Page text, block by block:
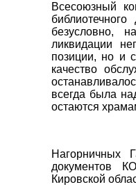
Всесоюзный
безусловно,
ликвидации
позиции, но и
качество
всегда была
остаются
Нагорничных
документов
Кировской